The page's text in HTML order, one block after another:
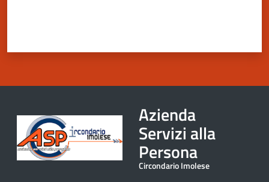
Azienda
Servizi alla
Persona
Circondario Imolese